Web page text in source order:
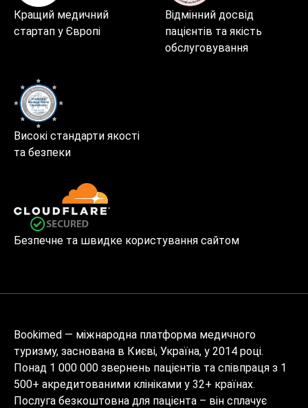
Кращий медичний
стартап у Європі
Відмінний досвід
пацієнтів та якість
обслуговування
Високі стандарти якості
та безпеки
Безпечне та швидке користування сайтом
Bookimed — міжнародна платформа медичного
туризму, заснована в Києві, Україна, у 2014 році.
Понад 1 000 000 звернень пацієнтів та співпраця з 1
500+ акредитованими клініками у 32+ країнах.
Послуга безкоштовна для пацієнта – він сплачує